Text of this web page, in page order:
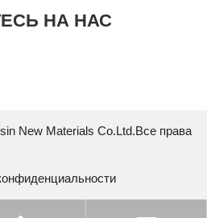
НА НАС
New Materials Co.Ltd.Все права